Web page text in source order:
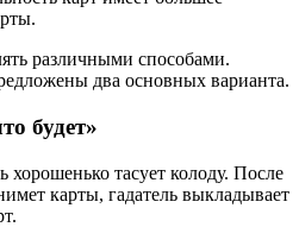
различными способами.
два основных варианта.
будет»
хорошенько тасует колоду. После
карты, гадатель выкладывает